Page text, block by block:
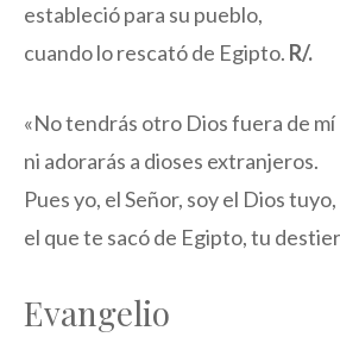
estableció para su pueblo,
cuando lo rescató de Egipto. R/.
«No tendrás otro Dios fuera de mí
ni adorarás a dioses extranjeros.
Pues yo, el Señor, soy el Dios tuyo,
el que te sacó de Egipto, tu
Evangelio